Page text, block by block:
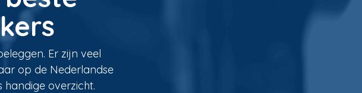
Er zijn veel
op de Nederlandse
handige overzicht.